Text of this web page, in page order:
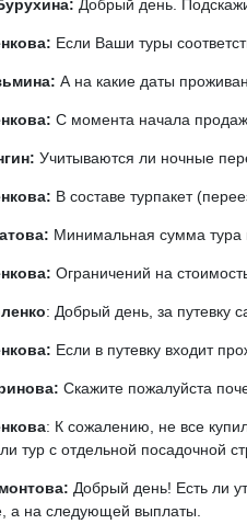
Добрый день.
Если Ваши туры
А на какие даты
С момента начала
Учитываются ли ночные
В составе турпакет
Минимальная сумма тура
Ограничений на
: Добрый день, за путевку
Если в путевку входит
Скажите пожалуйста
: К сожалению, не все
тур с отдельной посадочной
Добрый день! Есть ли
а на следующей выплаты.